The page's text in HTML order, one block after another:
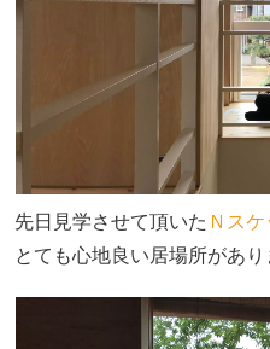
先日見学させて頂いた Ｎス
とても心地良い居場所があり